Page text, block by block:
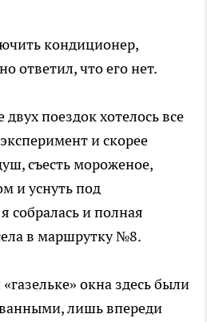
кондиционер,
ответил, что его нет.
двух поездок хотелось все
и скорее
съесть мороженое,
и уснуть под
собралась и полная
в маршрутку №8.
окна здесь были
лишь впереди